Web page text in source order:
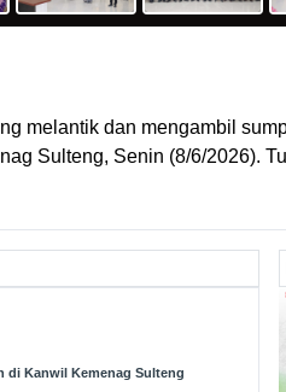
melantik dan mengambil
Sulteng, Senin (8/6/2026).
di Kanwil Kemenag Sulteng